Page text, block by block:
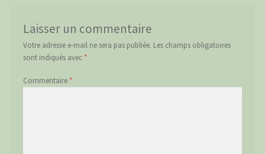
Laisser un commentaire
Votre adresse e-mail ne sera pas publiée. Les champs obligatoires
sont indiqués avec *
Commentaire *